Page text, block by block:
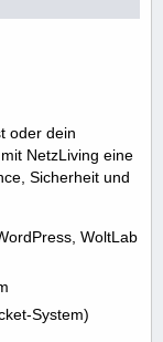
oder dein
NetzLiving eine
Sicherheit und
WoltLab
System)